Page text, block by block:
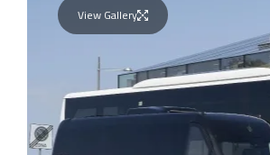
View Gallery